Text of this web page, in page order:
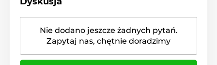
Nie dodano jeszcze żadnych pytań.
Zapytaj nas, chętnie doradzimy